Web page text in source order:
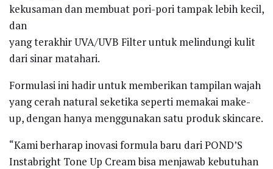
kekusaman dan membuat pori-pori tampak lebih kecil,
dan
yang terakhir UVA/UVB Filter untuk melindungi kulit
dari sinar matahari.
Formulasi ini hadir untuk memberikan tampilan wajah
yang cerah natural seketika seperti memakai make-
up, dengan hanya menggunakan satu produk skincare.
“Kami berharap inovasi formula baru dari POND’S
Instabright Tone Up Cream bisa menjawab kebutuhan